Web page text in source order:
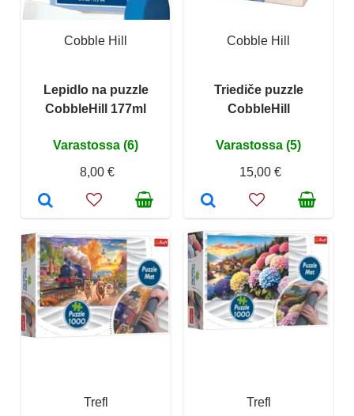
Cobble Hill
Lepidlo na puzzle
CobbleHill 177ml
Varastossa (6)
8,00 €
Cobble Hill
Triediče puzzle
CobbleHill
Varastossa (5)
15,00 €
Trefl Trefl